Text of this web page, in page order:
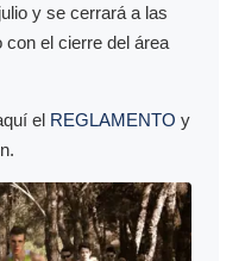
y se cerrará a las
con el cierre del área
el REGLAMENTO y